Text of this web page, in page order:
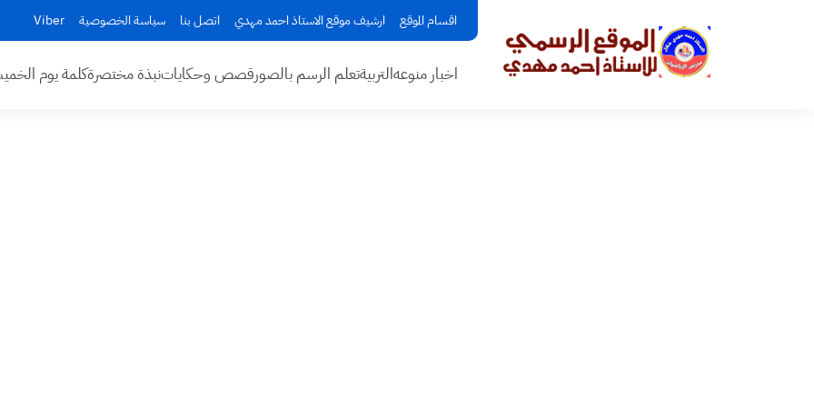
اقسام الموقع ارشيف موقع الاستاذ احمد مهدي اتصل بنا سياسة الخصوصية Viber
اخبار منوعهالتربيةتعلم الرسم بالصورقصص وحكاياتنبذة مختصرةكلمة يوم